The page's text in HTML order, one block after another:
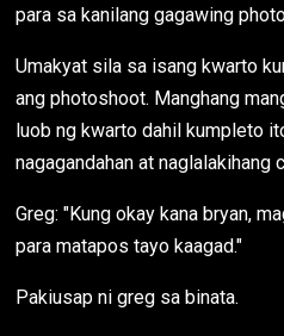
para sa kanilang gagawing
Umakyat sila sa isang kwarto
ang photoshoot. Manghang
luob ng kwarto dahil kumpleto
nagagandahan at naglalakihang
Greg: "Kung okay kana bryan,
para matapos tayo kaagad."
Pakiusap ni greg sa binata.